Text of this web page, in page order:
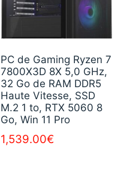
PC de Gaming Ryzen 7
7800X3D 8X 5,0 GHz,
32 Go de RAM DDR5
Haute Vitesse, SSD
M.2 1 to, RTX 5060 8
Go, Win 11 Pro
1,539.00€